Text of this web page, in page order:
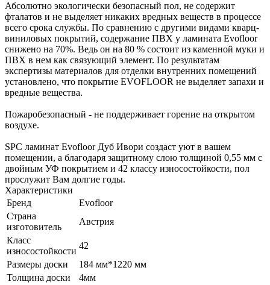
Абсолютно экологически безопасный пол, не содержит
фталатов и не выделяет никаких вредных веществ в процессе
всего срока службы. По сравнению с другими видами кварц-
виниловых покрытий, содержание ПВХ у ламината Evofloor
снижено на 70%. Ведь он на 80 % состоит из каменной муки и
ПВХ в нем как связующий элемент. По результатам
экспертизы материалов для отделки внутренних помещений
установлено, что покрытие EVOFLOOR не выделяет запахи и
вредные вещества.
Пожаробезопасный - не поддерживает горение на открытом
воздухе.
SPC ламинат Evofloor Дуб Ивори создаст уют в вашем
помещении, а благодаря защитному слою толщиной 0,55 мм с
двойным УФ покрытием и 42 классу износостойкости, пол
прослужит Вам долгие годы.
Характеристики
Бренд
Evofloor
Страна
изготовитель
Австрия
Класс
износостойкости
42
Размеры доски
184 мм*1220 мм
Толщина доски
4мм